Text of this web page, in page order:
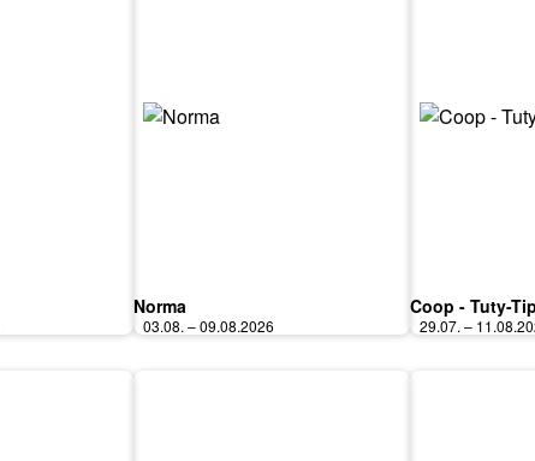
Norma
03.08. – 09.08.2026
Coop - Tuty-
29.07. –